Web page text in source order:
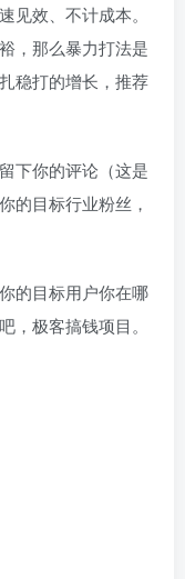
见效、不计成本。
，那么暴力打法是
稳打的增长，推荐
下你的评论（这是
的目标行业粉丝，
的目标用户你在哪
，极客搞钱项目。